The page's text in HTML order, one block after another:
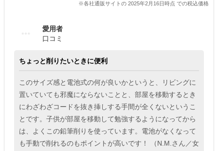
※各社通販サイトの 2025年2月16日時点 での税込価格
愛用者
口コミ
ちょっと削りたいときに便利
このサイズ感と電池式の何が良いかというと、リビングに
置いていても邪魔にならないことと、部屋を移動するとき
にわざわざコードを抜き挿しする手間が全くないというこ
とです。子供が部屋を移動して勉強するようになってから
は、よくこの鉛筆削りを使っています。電池がなくなって
も手動で削れるのもポイントが高いです！ （N.M.さん／女